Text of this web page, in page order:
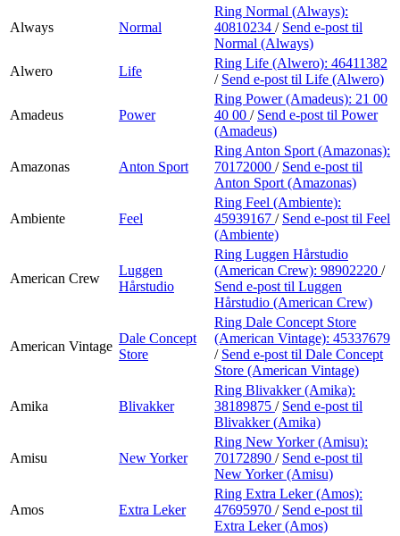
Always Normal
Ring Normal (Always):
40810234 / Send e-post til
Normal (Always)
Alwero
Life
Ring Life (Alwero): 46411382
/ Send e-post til Life (Alwero)
Amadeus Power
Ring Power (Amadeus): 21 00
40 00 / Send e-post til Power
(Amadeus)
Amazonas Anton Sport
Ring Anton Sport (Amazonas):
70172000 / Send e-post til
Anton Sport (Amazonas)
Ambiente Feel
Ring Feel (Ambiente):
45939167 / Send e-post til Feel
(Ambiente)
American Crew
Luggen
Hårstudio
Ring Luggen Hårstudio
(American Crew): 98902220 /
Send e-post til Luggen
Hårstudio (American Crew)
American Vintage
Dale Concept
Store
Ring Dale Concept Store
(American Vintage): 45337679
/ Send e-post til Dale Concept
Store (American Vintage)
Amika Blivakker
Ring Blivakker (Amika):
38189875 / Send e-post til
Blivakker (Amika)
Amisu New Yorker
Ring New Yorker (Amisu):
70172890 / Send e-post til
New Yorker (Amisu)
Amos Extra Leker
Ring Extra Leker (Amos):
47695970 / Send e-post til
Extra Leker (Amos)